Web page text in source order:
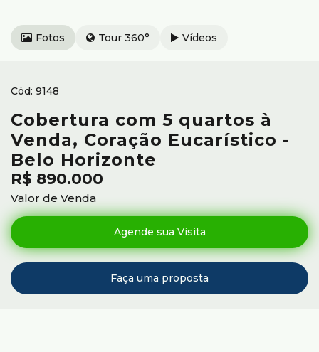
Fotos Tour 360° Vídeos
Cobertura com 5 quartos à
Venda, Coração Eucarístico -
Belo Horizonte
R$ 890.000
Valor de Venda
9148